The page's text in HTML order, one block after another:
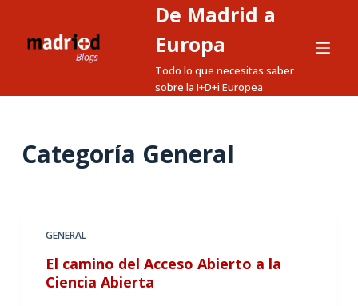
a
De Madrid a
Europa
Todo lo que necesitas saber
sobre la I+D+i Europea
Categoría General
GENERAL
El camino del Acceso Abierto a la
Ciencia Abierta